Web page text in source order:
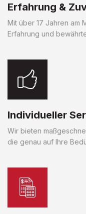
Erfahrung &
Mit über 17 Jahren am
Erfahrung und
Individueller
Wir bieten
die genau auf Ihre